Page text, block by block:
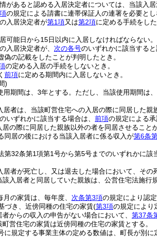
があると認める入居決定者については、当該入
の規定による請書に連帯保証人の連署を必要と
入居決定者が第1項又は第2項に定める手続をし
可能日から15日以内に入居しなければならない。
入居決定者が、 次の各号のいずれかに該当する
偽の記載をしたことが判明したとき。
の定める入居の手続をしないとき。
前項に定める期間内に入居しないとき。
)
期間は、3年とする。 ただし、当該使用期間は
居者は、当該町営住宅への入居の際に同居した
のいずれかに該当する場合は、 前項の規定による承
の際に同居した親族以外の者を同居させること
同居の後における当該入居者に係る収入が第6条
第32条第1項第1号から第5号までのいずれかに該
居者が死亡し、又は退去した場合において、そ
入居者と同居していた親族は、公営住宅法施行
の家賃は、毎年度、 次条第3項の規定により認
づき、近傍同種の住宅の家賃(第3項の規定により
からの収入の申告がない場合において、 第37条
営住宅の家賃は近傍同種の住宅の家賃とする。
に規定する事業主体の定める数値は、町長が別に